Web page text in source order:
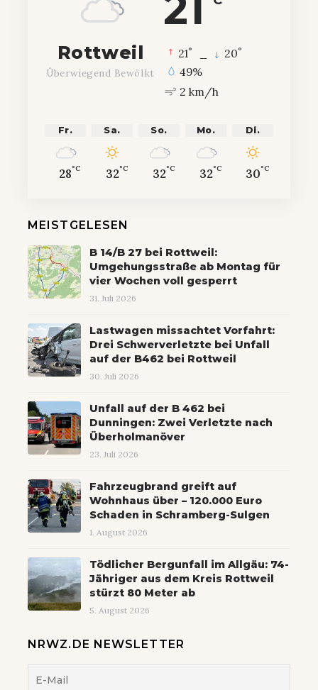
Rottweil
Überwiegend Bewölkt
21° 20°
49%
2 km/h
Fr.
28°C
Sa.
32°C
So.
32°C
Mo.
32°C
Di.
30°C
MEISTGELESEN
B 14/B 27 bei Rottweil:
Umgehungsstraße ab Montag für
vier Wochen voll gesperrt
31. Juli 2026
Lastwagen missachtet Vorfahrt:
Drei Schwerverletzte bei Unfall
auf der B462 bei Rottweil
30. Juli 2026
Unfall auf der B 462 bei
Dunningen: Zwei Verletzte nach
Überholmanöver
23. Juli 2026
Fahrzeugbrand greift auf
Wohnhaus über – 120.000 Euro
Schaden in Schramberg-Sulgen
1. August 2026
Tödlicher Bergunfall im Allgäu: 74-
Jähriger aus dem Kreis Rottweil
stürzt 80 Meter ab
5. August 2026
NRWZ.DE NEWSLETTER